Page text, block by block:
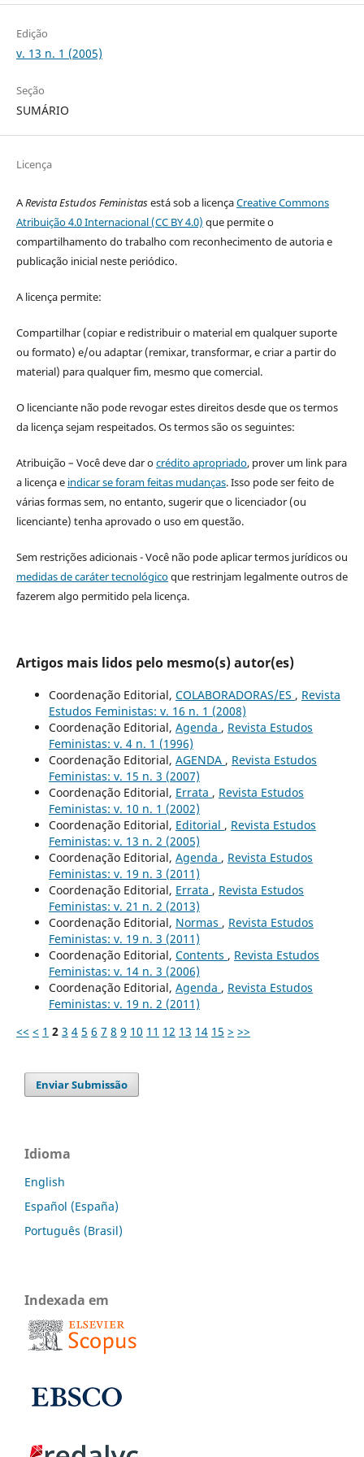
Edição
v. 13 n. 1 (2005)
Seção
SUMÁRIO
Licença
ARevista Estudos Feministasestá sob a licençaCreative Commons
Atribuição 4.0 Internacional (CC BY 4.0) que permite o
compartilhamento do trabalho com reconhecimento de autoria e
publicação inicial neste periódico.
A licença permite:
Compartilhar (copiar e redistribuir o material em qualquer suporte
ou formato) e/ou adaptar (remixar, transformar, e criar a partir do
material) para qualquer fim, mesmo que comercial.
O licenciante não pode revogar estes direitos desde que os termos
da licença sejam respeitados. Os termos são os seguintes:
Atribuição – Você deve dar ocrédito apropriado, prover um link para
a licença e indicar se foram feitas mudanças. Isso pode ser feito de
várias formas sem, no entanto, sugerir que o licenciador (ou
licenciante) tenha aprovado o uso em questão.
Sem restrições adicionais - Você não pode aplicar termos jurídicos ou
medidas de caráter tecnológicoque restrinjam legalmente outros de
fazerem algo permitido pela licença.
Artigos mais lidos pelo mesmo(s) autor(es)
Coordenação Editorial, COLABORADORAS/ES , Revista
Estudos Feministas: v. 16 n. 1 (2008)
Coordenação Editorial, Agenda , Revista Estudos
Feministas: v. 4 n. 1 (1996)
Coordenação Editorial, AGENDA , Revista Estudos
Feministas: v. 15 n. 3 (2007)
Coordenação Editorial, Errata , Revista Estudos
Feministas: v. 10 n. 1 (2002)
Coordenação Editorial, Editorial , Revista Estudos
Feministas: v. 13 n. 2 (2005)
Coordenação Editorial, Agenda , Revista Estudos
Feministas: v. 19 n. 3 (2011)
Coordenação Editorial, Errata , Revista Estudos
Feministas: v. 21 n. 2 (2013)
Coordenação Editorial, Normas , Revista Estudos
Feministas: v. 19 n. 3 (2011)
Coordenação Editorial, Contents , Revista Estudos
Feministas: v. 14 n. 3 (2006)
Coordenação Editorial, Agenda , Revista Estudos
Feministas: v. 19 n. 2 (2011)
<< < 1 2 3 4 5 6 7 8 9 10 11 12 13 14 15 > >>
Enviar Submissão
Idioma
English
Español (España)
Português (Brasil)
Indexada em